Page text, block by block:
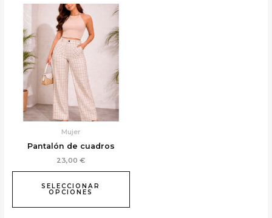
Mujer
Pantalón de cuadros
23,00€
SELECCIONAR
OPCIONES